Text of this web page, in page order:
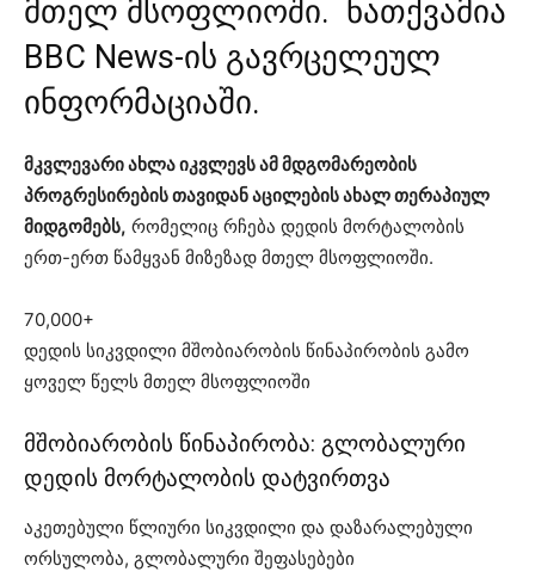
მთელ მსოფლიოში. ნათქვამია
BBC News-ის გავრცელეულ
ინფორმაციაში.
მკვლევარი ახლა იკვლევს ამ მდგომარეობის
პროგრესირების თავიდან აცილების ახალ თერაპიულ
მიდგომებს, რომელიც რჩება დედის მორტალობის
ერთ-ერთ წამყვან მიზეზად მთელ მსოფლიოში.
70,000+
დედის სიკვდილი მშობიარობის წინაპირობის გამო
ყოველ წელს მთელ მსოფლიოში
მშობიარობის წინაპირობა: გლობალური
დედის მორტალობის დატვირთვა
აკეთებული წლიური სიკვდილი და დაზარალებული
ორსულობა, გლობალური შეფასებები